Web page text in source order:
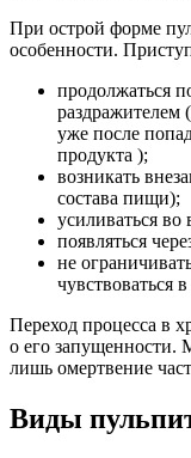
При острой форме
особенности.
продолжаться
раздражителем
уже после
продукта );
возникать
состава пищи);
усиливаться во
появляться
не
чувствоваться
Переход процесса в
о его запущенности.
лишь омертвение
Виды